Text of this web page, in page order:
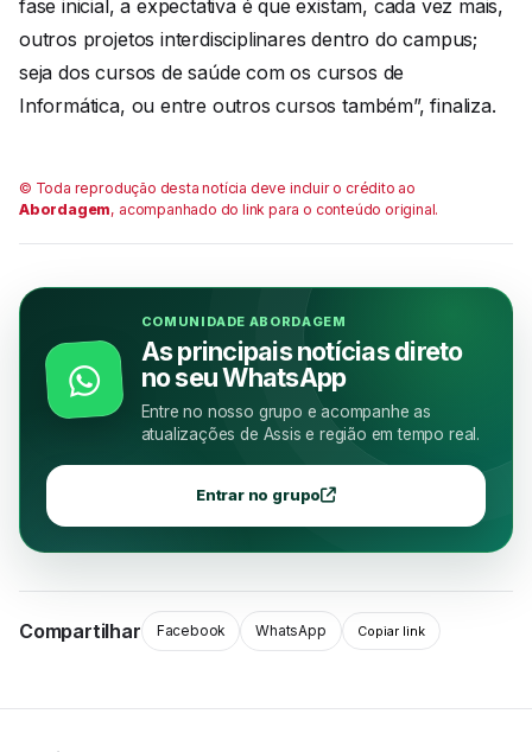
fase inicial, a expectativa é que existam, cada vez mais,
outros projetos interdisciplinares dentro do campus;
seja dos cursos de saúde com os cursos de
Informática, ou entre outros cursos também”, finaliza.
© Toda reprodução desta notícia deve incluir o crédito ao
Abordagem, acompanhado do link para o conteúdo original.
COMUNIDADE ABORDAGEM
As principais notícias direto
no seu WhatsApp
Entre no nosso grupo e acompanhe as
atualizações de Assis e região em tempo real.
Entrar no grupo
Compartilhar Facebook WhatsApp Copiar link